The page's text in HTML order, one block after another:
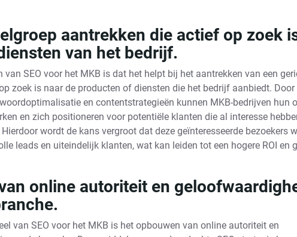
aantrekken die actief op zoek
van het bedrijf.
van SEO voor het MKB is dat het helpt bij het aantrekken van een
zoek is naar de producten of diensten die het bedrijf aanbiedt. Door
en contentstrategieën kunnen MKB-bedrijven hun
en zich positioneren voor potentiële klanten die al interesse
wordt de kans vergroot dat deze geïnteresseerde bezoekers
leads en uiteindelijk klanten, wat kan leiden tot een hogere ROI en
online autoriteit en
van SEO voor het MKB is het opbouwen van online autoriteit en